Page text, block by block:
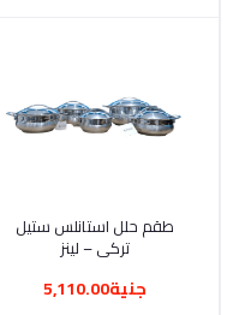
أضف إلى السلة
طقم حلل استانلس ستيل
تركي – لينز
جنية5,110.00